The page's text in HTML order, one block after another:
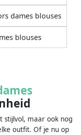
dames blouses
blouses
stijlvol, maar ook nog
outfit. Of je nu op